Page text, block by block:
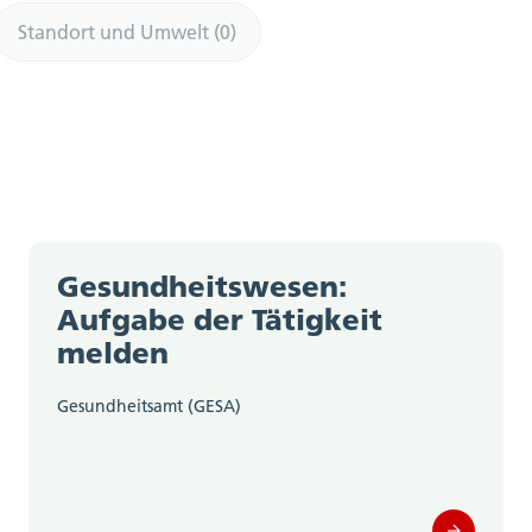
Standort und Umwelt (0)
Gesundheitswesen:
Aufgabe der Tätigkeit
melden
Gesundheitsamt (GESA)